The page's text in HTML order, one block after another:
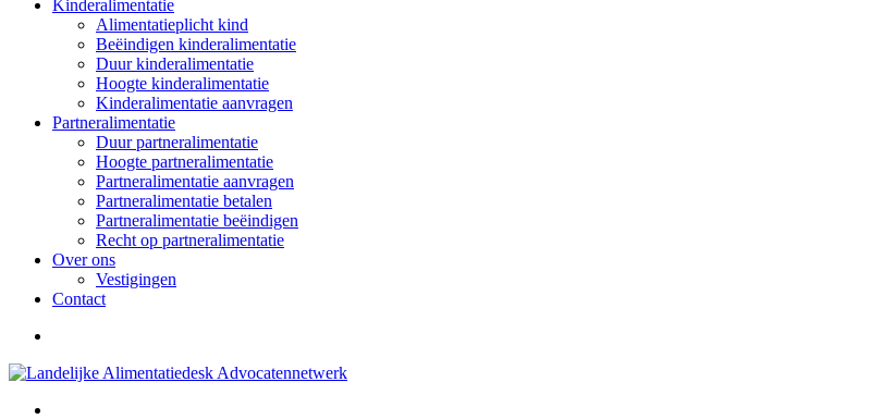
Kinderalimentatie
Alimentatieplicht kind
Beëindigen kinderalimentatie
Duur kinderalimentatie
Hoogte kinderalimentatie
Kinderalimentatie aanvragen
Partneralimentatie
Duur partneralimentatie
Hoogte partneralimentatie
Partneralimentatie aanvragen
Partneralimentatie betalen
Partneralimentatie beëindigen
Recht op partneralimentatie
Over ons
Vestigingen
Contact